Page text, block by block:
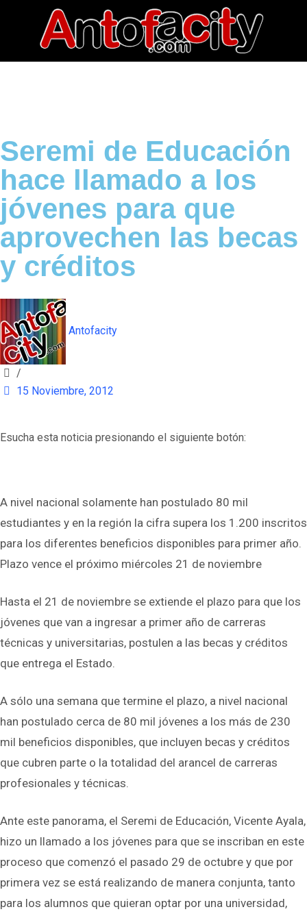
Seremi de Educación
hace llamado a los
jóvenes para que
aprovechen las becas
y créditos
Antofacity
/
15 Noviembre, 2012
Esucha esta noticia presionando el siguiente botón:
A nivel nacional solamente han postulado 80 mil
estudiantes y en la región la cifra supera los 1.200 inscritos
para los diferentes beneficios disponibles para primer año.
Plazo vence el próximo miércoles 21 de noviembre
Hasta el 21 de noviembre se extiende el plazo para que los
jóvenes que van a ingresar a primer año de carreras
técnicas y universitarias, postulen a las becas y créditos
que entrega el Estado.
A sólo una semana que termine el plazo, a nivel nacional
han postulado cerca de 80 mil jóvenes a los más de 230
mil beneficios disponibles, que incluyen becas y créditos
que cubren parte o la totalidad del arancel de carreras
profesionales y técnicas.
Ante este panorama, el Seremi de Educación, Vicente Ayala,
hizo un llamado a los jóvenes para que se inscriban en este
proceso que comenzó el pasado 29 de octubre y que por
primera vez se está realizando de manera conjunta, tanto
para los alumnos que quieran optar por una universidad,